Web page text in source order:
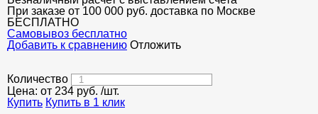
При заказе от 100 000 руб. доставка по Москве
БЕСПЛАТНО
Cамовывоз бесплатно
Добавить к сравнению Отложить
Количество
Цена: от 234 руб. /шт.
Купить Купить в 1 клик